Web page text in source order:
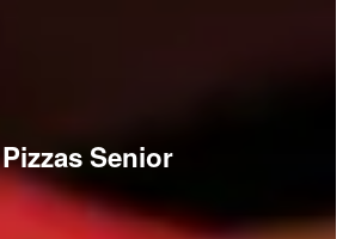
Pizzas Senior